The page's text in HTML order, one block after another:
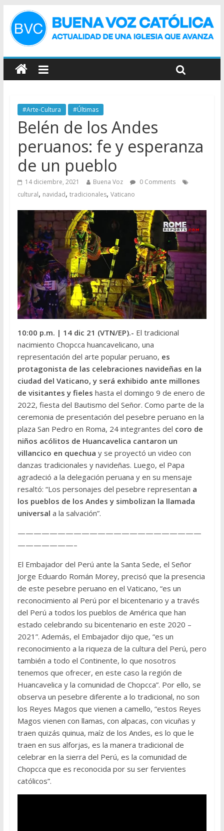
#Arte-Cultura #Últimas
Belén de los Andes
peruanos: fe y esperanza
de un pueblo
14 diciembre, 2021 Buena Voz
0 Comments
cultural, navidad, tradicionales, Vaticano
10:00 p.m. | 14 dic 21 (VTN/EP).- El tradicional
nacimiento Chopcca huancavelicano, una
representación del arte popular peruano, es
protagonista de las celebraciones navideñas en la
ciudad del Vaticano, y será exhibido ante millones
de visitantes y fieles hasta el domingo 9 de enero de
2022, fiesta del Bautismo del Señor. Como parte de la
ceremonia de presentación del pesebre peruano en la
plaza San Pedro en Roma, 24 integrantes del coro de
niños acólitos de Huancavelica cantaron un
villancico en quechua y se proyectó un video con
danzas tradicionales y navideñas. Luego, el Papa
agradeció a la delegación peruana y en su mensaje
resaltó: “Los personajes del pesebre representan a
los pueblos de los Andes y simbolizan la llamada
universal a la salvación”.
———————————————————————
———————–
El Embajador del Perú ante la Santa Sede, el Señor
Jorge Eduardo Román Morey, precisó que la presencia
de este pesebre peruano en el Vaticano, “es un
reconocimiento al Perú por el bicentenario y a través
del Perú a todos los pueblos de América que han
estado celebrando su bicentenario en este 2020 –
2021”. Además, el Embajador dijo que, “es un
reconocimiento a la riqueza de la cultura del Perú, pero
también a todo el Continente, lo que nosotros
tenemos que ofrecer, en este caso la región de
Huancavelica y la comunidad de Chopcca”. Por ello, se
observa un pesebre diferente a lo tradicional, no son
los Reyes Magos que vienen a camello, “estos Reyes
Magos vienen con llamas, con alpacas, con vicuñas y
traen quizás quinua, maíz de los Andes, es lo que le
traen en sus alforjas, es la manera tradicional de
celebrar en la sierra del Perú, es la comunidad de
Chopcca que es reconocida por su ser fervientes
católicos”.